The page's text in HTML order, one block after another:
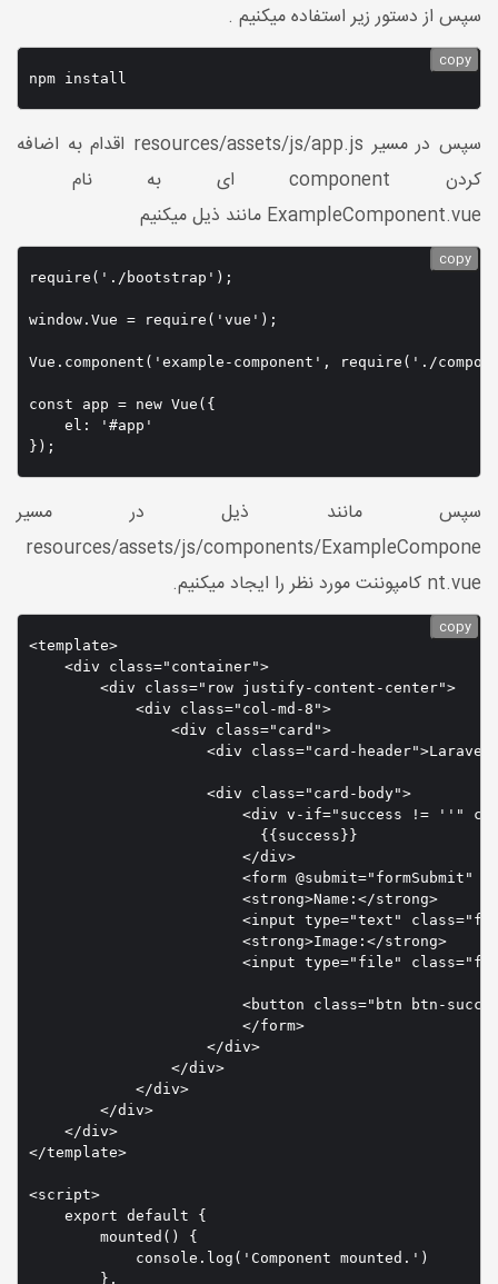
سپس از دستور زیر استفاده میکنیم .
npm install
copy
سپس در مسیر resources/assets/js/app.js اقدام به اضافه
کردن component ای به نام
ExampleComponent.vue مانند ذیل میکنیم
require('./bootstrap');
window.Vue = require('vue');
Vue.component('example-component', require('./
const app = new Vue({
    el: '#app'
});
copy
سپس مانند ذیل در مسیر
resources/assets/js/components/ExampleCompone
nt.vue کامپوننت مورد نظر را ایجاد میکنیم.
<template>
    <div class="container">
        <div class="row justify-content-center">
            <div class="col-md-8">
                <div class="card">
<div class="card-
                    <div class="card-body">
<div v-if="success != ''"
                          {{success}}
                        </div>
<form @submit="formSubmit"
                        <strong>Name:</strong>
<input type="text"
                        <strong>Image:</strong>
<input type="file"
<button class="btn btn-
                        </form>
                    </div>
                </div>
            </div>
        </div>
    </div>
</template>
<script>
    export default {
        mounted() {
            console.log('Component mounted.')
        },
copy